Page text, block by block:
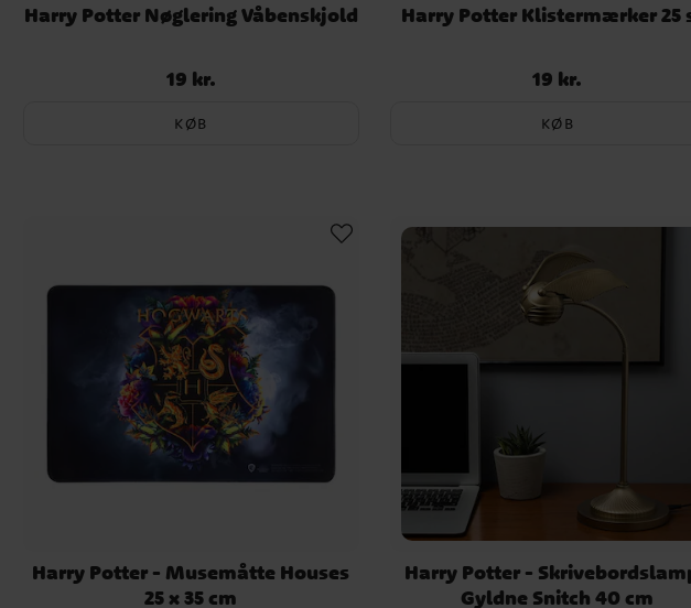
Harry Potter Nøglering Våbenskjold
Pris: 19 kr.
19 kr.
KØB
Harry Potter Klistermærker 25
Pris: 19 kr.
19 kr.
KØB
Harry Potter - Musemåtte Houses
25 x 35 cm
Harry Potter -
Gyldne Snitch 40 cm